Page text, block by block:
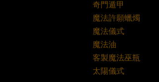
奇門遁甲
魔法許願蠟燭
魔法儀式
魔法油
客製魔法巫瓶
太陽儀式